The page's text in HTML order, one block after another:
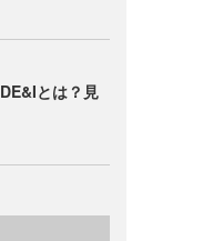
とは？見